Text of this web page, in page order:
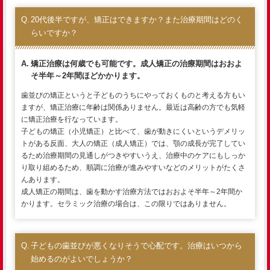
20代後半ですが、矯正はできますか？また治療期間はどのく
らいですか？
矯正治療は何歳でも可能です。成人矯正の治療期間はおおよ
そ半年～2年間ほどかかります。
歯並びの矯正というと子どものうちにやっておくものと考える方もい
ますが、矯正治療に年齢は関係ありません。最近は高齢の方でも気軽
に矯正治療を行なっています。
子どもの矯正（小児矯正）と比べて、歯が動きにくいというデメリッ
トがある反面、大人の矯正（成人矯正）では、顎の成長が完了してい
るため治療期間の見通しがつきやすいうえ、治療中のケアにもしっか
り取り組めるため、順調に治療が進みやすいなどのメリットがたくさ
んあります。
成人矯正の期間は、歯を動かす治療方法ではおおよそ半年～2年間か
かります。セラミック治療の場合は、この限りではありません。
子どもの歯並びが悪くなりそうで心配です。治療はいつから
始めるのがよいでしょうか？